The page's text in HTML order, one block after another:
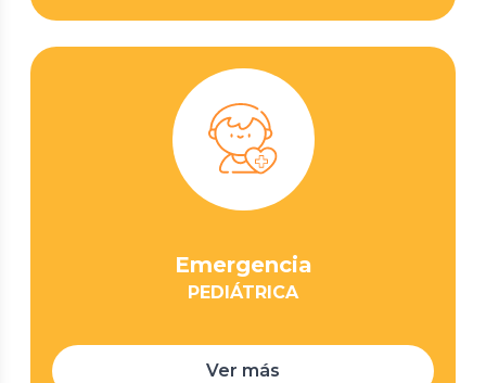
Emergencia
PEDIÁTRICA
Ver más